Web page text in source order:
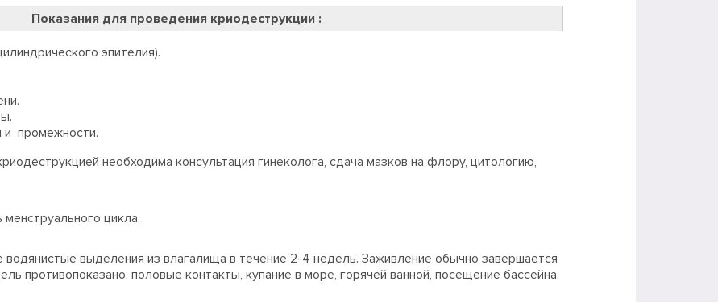
Показания для проведения криодеструкции :
эпителия).
и промежности.
необходима консультация гинеколога, сдача мазков на флору, цитологию,
цикла.
водянистые выделения из влагалища в течение 2-4 недель. Заживление обычно завершается
противопоказано: половые контакты, купание в море, горячей ванной, посещение бассейна.